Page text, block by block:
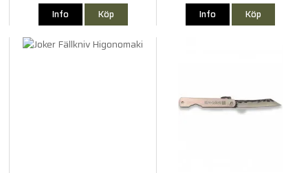
Info Köp Info Köp